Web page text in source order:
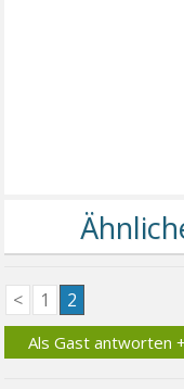
< 1 2
Als Gast antworten +